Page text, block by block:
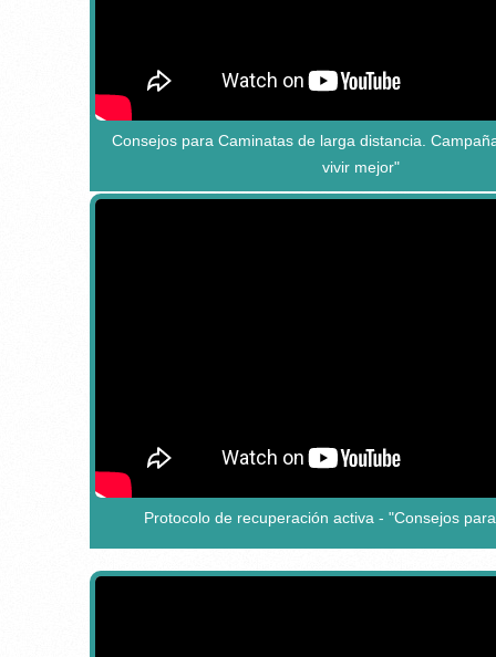
Consejos para Caminatas de larga distancia.
vivir mejor"
Protocolo de recuperación activa - "Consejos